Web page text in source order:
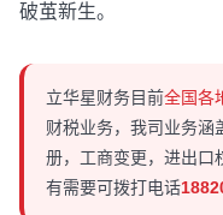
破茧新生。
立华星财务目前全国各
财税业务，我司业务涵
册，工商变更，进出口
有需要可拨打电话